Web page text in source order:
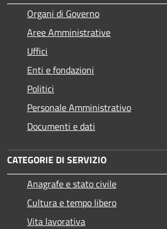
Organi di Governo
Aree Amministrative
Uffici
Enti e fondazioni
Politici
Personale Amministrativo
Documenti e dati
CATEGORIE DI SERVIZIO
Anagrafe e stato civile
Cultura e tempo libero
Vita lavorativa